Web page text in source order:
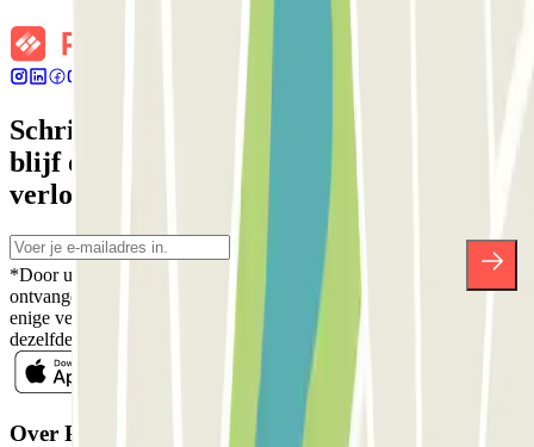
Schrijf je in voor onze nieuwsbrief en
blijf op de hoogte van kortingen,
verlotingen en vele andere verrassingen.
*Door u in te schrijven aanvaardt u ons Privacybeleid voor het
ontvangen van commerciële communicatie van Parclick. Zonder
enige verplichting kunt u zich uitschrijven wanneer u maar wilt in
dezelfde nieuwsbrief.
Over Parclick